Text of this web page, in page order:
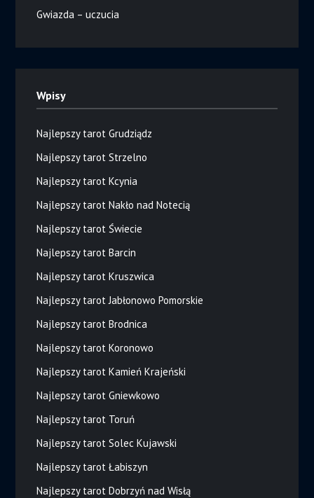
Gwiazda – uczucia
Wpisy
Najlepszy tarot Grudziądz
Najlepszy tarot Strzelno
Najlepszy tarot Kcynia
Najlepszy tarot Nakło nad Notecią
Najlepszy tarot Świecie
Najlepszy tarot Barcin
Najlepszy tarot Kruszwica
Najlepszy tarot Jabłonowo Pomorskie
Najlepszy tarot Brodnica
Najlepszy tarot Koronowo
Najlepszy tarot Kamień Krajeński
Najlepszy tarot Gniewkowo
Najlepszy tarot Toruń
Najlepszy tarot Solec Kujawski
Najlepszy tarot Łabiszyn
Najlepszy tarot Dobrzyń nad Wisłą